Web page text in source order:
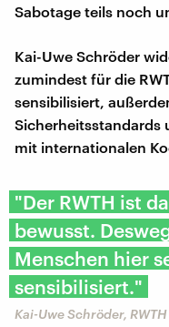
Sabotage teils noch
Kai-Uwe Schröder
zumindest für die
sensibilisiert,
Sicherheitsstandards
mit internationalen
"Der RWTH ist
bewusst.
Menschen hier
sensibilisiert."
Kai-Uwe Schröder,